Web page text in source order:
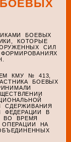
БОЕВЫХ
КОТОРЫЕ
СИЛ
КМУ № 413,
БОЕВЫХ
ФЕДЕРАЦИИ В
ВО ВРЕМЯ
ОПЕРАЦИИ НА